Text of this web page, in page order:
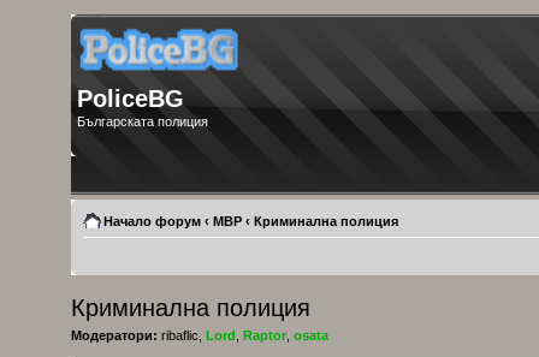
PoliceBG
Българската полиция
Начало форум ‹ МВР ‹ Криминална полиция
Криминална полиция
Модератори: ribaflic Lord Raptor osata